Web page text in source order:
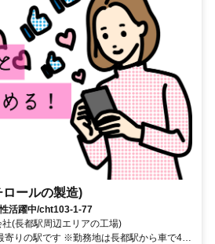
ールの製造)
活躍中/cht103-1-77
(長都駅周辺エリアの工場)
寄りの駅です ※勤務地は長都駅から車で4分